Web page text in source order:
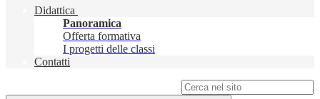
Didattica
Panoramica
Offerta formativa
I progetti delle classi
Contatti